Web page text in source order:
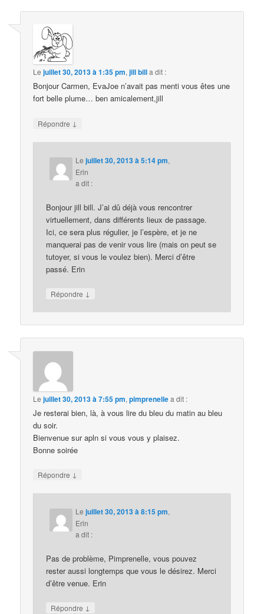
Lejuillet 30, 2013 à 1:35 pm,jill billa dit :
Bonjour Carmen, EvaJoe n’avait pas menti vous êtes une
fort belle plume… ben amicalement,jill
Répondre ↓
Lejuillet 30, 2013 à 5:14 pm,
Erin
a dit :
Bonjour jill bill. J’ai dû déjà vous rencontrer
virtuellement, dans différents lieux de passage.
Ici, ce sera plus régulier, je l’espère, et je ne
manquerai pas de venir vous lire (mais on peut se
tutoyer, si vous le voulez bien). Merci d’être
passé. Erin
Répondre ↓
Lejuillet 30, 2013 à 7:55 pm,pimprenellea dit :
Je resterai bien, là, à vous lire du bleu du matin au bleu
du soir.
Bienvenue sur apln si vous vous y plaisez.
Bonne soirée
Répondre ↓
Lejuillet 30, 2013 à 8:15 pm,
Erin
a dit :
Pas de problème, Pimprenelle, vous pouvez
rester aussi longtemps que vous le désirez. Merci
d’être venue. Erin
Répondre ↓